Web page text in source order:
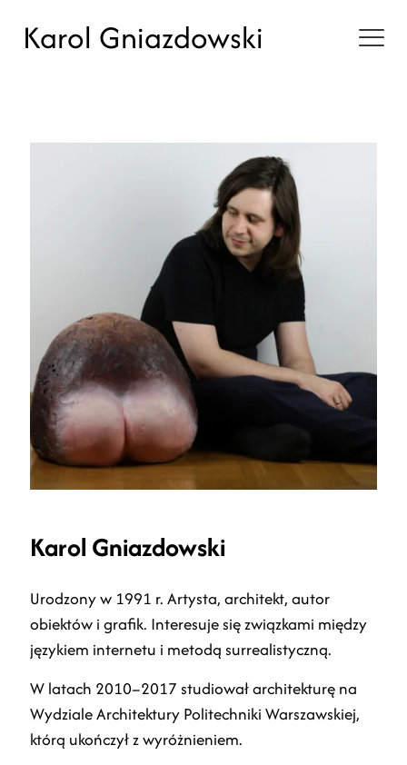
Karol Gniazdowski
Karol Gniazdowski
Urodzony w 1991 r. Artysta, architekt, autor
obiektów i grafik. Interesuje się związkami między
językiem internetu i metodą surrealistyczną.
W latach 2010–2017 studiował architekturę na
Wydziale Architektury Politechniki Warszawskiej,
którą ukończył z wyróżnieniem.